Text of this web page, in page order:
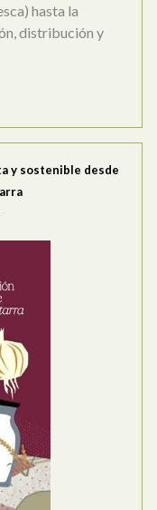
hasta la
distribución y
y sostenible desde